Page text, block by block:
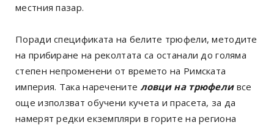
местния пазар.
Поради спецификата на белите трюфели, методите
на прибиране на реколтата са останали до голяма
степен непроменени от времето на Римската
империя. Така наречените ловци на трюфеливсе
още използват обучени кучета и прасета, за да
намерят редки екземпляри в горите на региона